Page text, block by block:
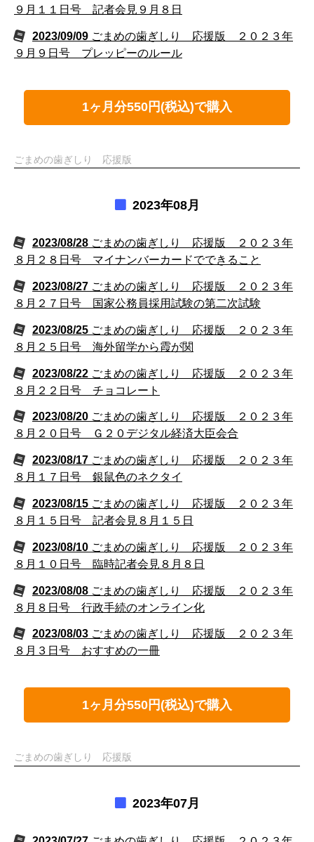
９月１１日号 記者会見９月８日
2023/09/09 ごまめの歯ぎしり 応援版 ２０２３年
９月９日号 プレッピーのルール
1ヶ月分550円(税込)で購入
ごまめの歯ぎしり 応援版
2023年08月
2023/08/28 ごまめの歯ぎしり 応援版 ２０２３年
８月２８日号 マイナンバーカードでできること
2023/08/27 ごまめの歯ぎしり 応援版 ２０２３年
８月２７日号 国家公務員採用試験の第二次試験
2023/08/25 ごまめの歯ぎしり 応援版 ２０２３年
８月２５日号 海外留学から霞が関
2023/08/22 ごまめの歯ぎしり 応援版 ２０２３年
８月２２日号 チョコレート
2023/08/20 ごまめの歯ぎしり 応援版 ２０２３年
８月２０日号 Ｇ２０デジタル経済大臣会合
2023/08/17 ごまめの歯ぎしり 応援版 ２０２３年
８月１７日号 銀鼠色のネクタイ
2023/08/15 ごまめの歯ぎしり 応援版 ２０２３年
８月１５日号 記者会見８月１５日
2023/08/10 ごまめの歯ぎしり 応援版 ２０２３年
８月１０日号 臨時記者会見８月８日
2023/08/08 ごまめの歯ぎしり 応援版 ２０２３年
８月８日号 行政手続のオンライン化
2023/08/03 ごまめの歯ぎしり 応援版 ２０２３年
８月３日号 おすすめの一冊
1ヶ月分550円(税込)で購入
ごまめの歯ぎしり 応援版
2023年07月